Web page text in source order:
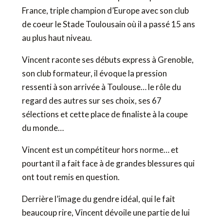
France, triple champion d’Europe avec son club
de coeur le Stade Toulousain où il a passé 15 ans
au plus haut niveau.
Vincent raconte ses débuts express à Grenoble,
son club formateur, il évoque la pression
ressenti à son arrivée à Toulouse… le rôle du
regard des autres sur ses choix, ses 67
sélections et cette place de finaliste à la coupe
du monde…
Vincent est un compétiteur hors norme… et
pourtant il a fait face à de grandes blessures qui
ont tout remis en question.
Derrière l’image du gendre idéal, qui le fait
beaucoup rire, Vincent dévoile une partie de lui